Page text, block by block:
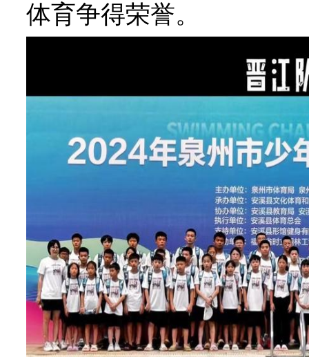
体育争得荣誉。